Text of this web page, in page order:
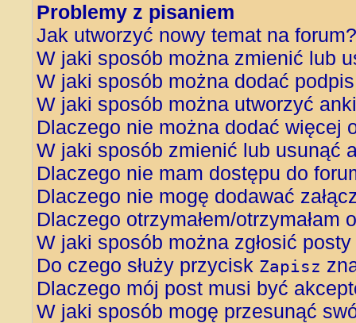
Problemy z pisaniem
Jak utworzyć nowy temat na forum?
W jaki sposób można zmienić lub
W jaki sposób można dodać
W jaki sposób można utworzyć
Dlaczego nie można dodać więcej
W jaki sposób zmienić lub usunąć
Dlaczego nie mam dostępu do
Dlaczego nie mogę dodawać
Dlaczego otrzymałem/otrzymałam
W jaki sposób można zgłosić
Do czego służy przycisk Zapisz
Dlaczego mój post musi być
W jaki sposób mogę przesunąć